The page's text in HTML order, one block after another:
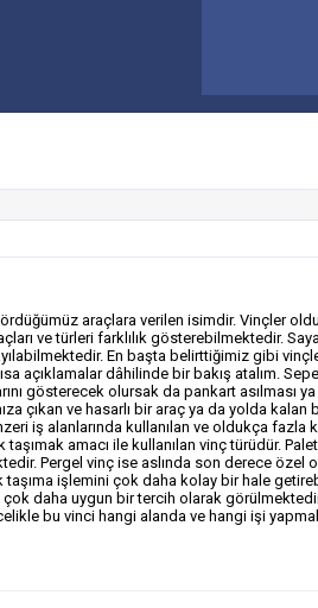
araçlara verilen isimdir. Vinçler
ve türleri farklılık gösterebilmektedir.
En başta belirttiğimiz gibi
açıklamalar dâhilinde bir bakış atalım.
gösterecek olursak da pankart asılması
çıkan ve hasarlı bir araç ya da yolda kalan
iş alanlarında kullanılan ve oldukça fazla
amacı ile kullanılan vinç türüdür.
Pergel vinç ise aslında son derece özel
işlemini çok daha kolay bir hale
daha uygun bir tercih olarak
bu vinci hangi alanda ve hangi işi